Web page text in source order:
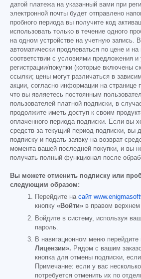
датой платежа на указанный вами при
электронной почты будет отправлено
пробного периода вы получите код
использовать только в течение одного
на одном устройстве на учетную запись.
автоматически продлеваться по цене и
соответствии с условиями предложения
регистрации/покупки (которые включены
ссылки; цены могут различаться в
акции, согласно информации на странице
что вы являетесь постоянным
пользователей платной подписки, в
продолжите иметь доступ к своим
оплаченного периода подписки. Если вы
средств за текущий период подписки, вы
подписку и подать заявку на возврат
момента вашей последней покупки, и вы
получать полный функционал после
Вы можете отменить подписку или
следующим образом:
Перейдите на сайт
кнопку «Войти» в правом верхнем
Войдите в систему, используя
пароль.
В навигационном меню перейдите
Лицензии». Рядом с вашим
кнопка для отмены подписки,
Примечание: если у вас
потребуется отменить их по